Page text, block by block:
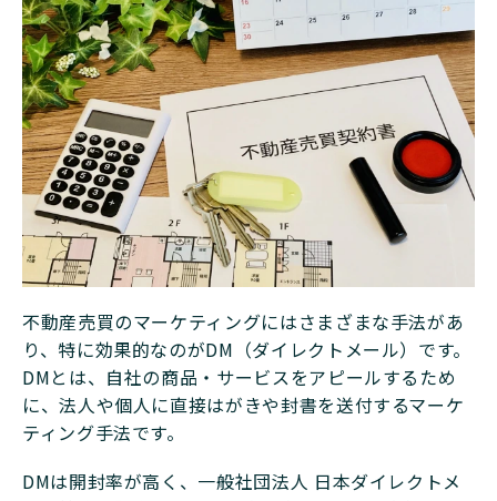
不動産売買のマーケティングにはさまざまな手法があ
り、特に効果的なのがDM（ダイレクトメール）です。
DMとは、自社の商品・サービスをアピールするため
に、法人や個人に直接はがきや封書を送付するマーケ
ティング手法です。
DMは開封率が高く、一般社団法人 日本ダイレクトメ